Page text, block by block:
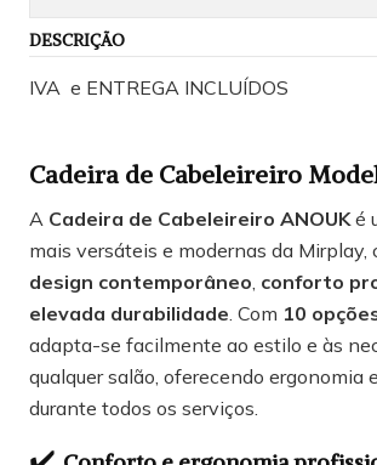
DESCRIÇÃO
IVA e ENTREGA INCLUÍDOS
Cadeira de Cabeleireiro
A Cadeira de Cabeleireiro ANOUKé
mais versáteis e modernas da Mirplay,
design contemporâneo, conforto
elevada durabilidade. Com 10
adapta-se facilmente ao estilo e às
qualquer salão, oferecendo ergonomia
durante todos os serviços.